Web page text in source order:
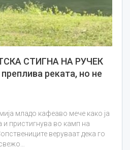
СТИГНА НА РУЧЕК
реката, но не
младо кафеаво мече како ја
и пристигнува во камп на
веруваат дека го